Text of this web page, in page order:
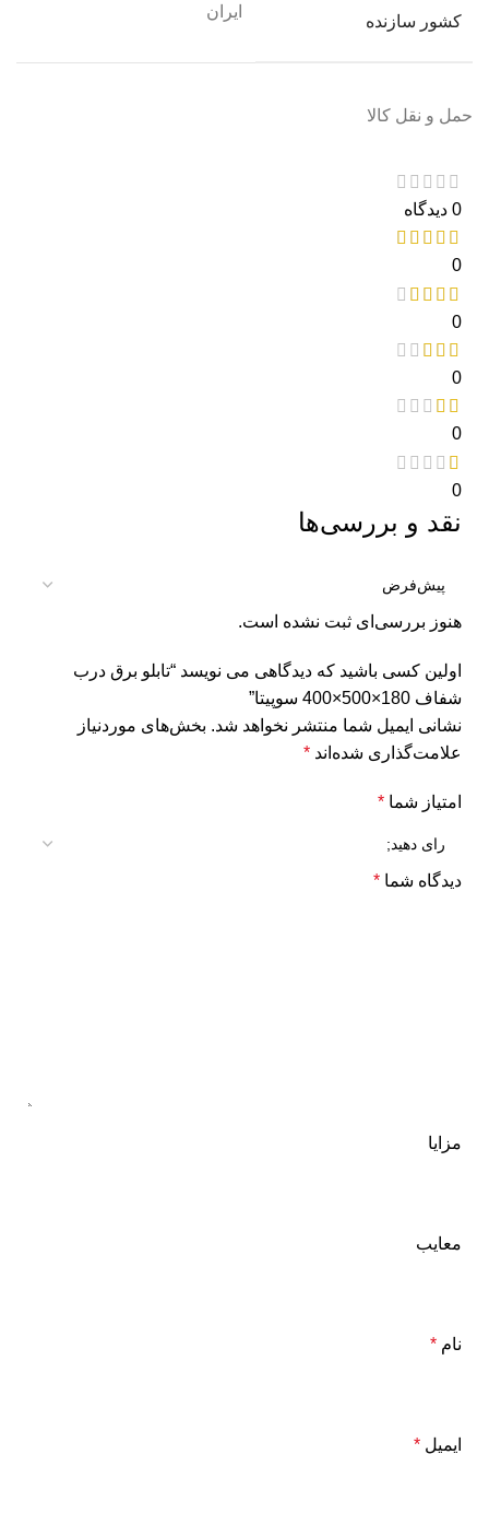
کشور سازنده
ایران
حمل و نقل کالا
0 دیدگاه
0
0
0
0
0
نقد و بررسی‌ها
هنوز بررسی‌ای ثبت نشده است.
اولین کسی باشید که دیدگاهی می نویسد “تابلو برق درب
شفاف 180×500×400 سوپیتا”
نشانی ایمیل شما منتشر نخواهد شد. بخش‌های موردنیاز
علامت‌گذاری شده‌اند *
امتیاز شما *
دیدگاه شما *
مزایا
معایب
نام *
ایمیل *